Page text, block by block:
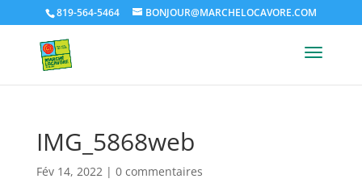
819-564-5464 BONJOUR@MARCHELOCAVORE.COM
IMG_5868web
Fév 14, 2022| 0 commentaires